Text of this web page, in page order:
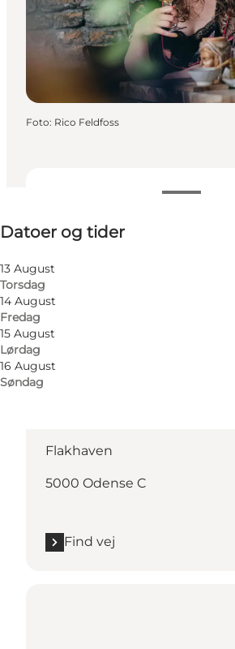
Datoer og tider
13 August
Torsdag
14 August
Fredag
15 August
Lørdag
16 August
Søndag
Besøg hjemmeside
Foto: Rico Feldfoss
Flakhaven
5000 Odense C
Find vej